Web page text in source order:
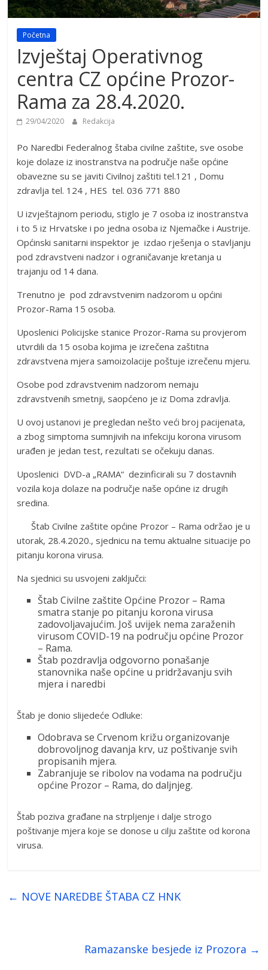
Početna
Izvještaj Operativnog
centra CZ općine Prozor-
Rama za 28.4.2020.
29/04/2020 Redakcija
Po Naredbi Federalnog štaba civilne zaštite, sve osobe
koje dolaze iz inostranstva na područje naše općine
obavezne su se javiti Civilnoj zaštiti tel.121 , Domu
zdravlja tel. 124 , HES tel. 036 771 880
U izvještajnom periodu, stiglo je 7 osoba iz inostranstva
i to 5 iz Hrvatske i po jedna osoba iz Njemačke i Austrije.
Općinski sanitarni inspektor je izdao rješenja o stavljanju
pod zdravstveni nadzor i ograničavanje kretanja u
trajanju od 14 dana.
Trenutno je pod zdravstvenim nadzorom u općini
Prozor-Rama 15 osoba.
Uposlenici Policijske stanice Prozor-Rama su provjerom
utvrdili da 15 osoba kojima je izrečena zaštitna
zdravstvena mjera samoizolacije poštuje izrečenu mjeru.
Osobe pod zdravstvenim nadzorom nemaju
zdravstvenih smetnji, saopćeno je iz Doma zdravlja.
U ovoj ustanovi je pregledan nešto veći broj pacijenata,
a zbog simptoma sumnjivih na infekciju korona virusom
urađen je jedan test, rezultati se očekuju danas.
Uposlenici DVD-a „RAMA“ dezinficirali su 7 dostavnih
vozila koja dolaze na područje naše općine iz drugih
sredina.
Štab Civilne zaštite općine Prozor – Rama održao je u
utorak, 28.4.2020., sjednicu na temu aktualne situacije po
pitanju korona virusa.
Na sjednici su usvojeni zaključci:
Štab Civilne zaštite Općine Prozor – Rama
smatra stanje po pitanju korona virusa
zadovoljavajućim. Još uvijek nema zaraženih
virusom COVID-19 na području općine Prozor
– Rama.
Štab pozdravlja odgovorno ponašanje
stanovnika naše općine u pridržavanju svih
mjera i naredbi
Štab je donio slijedeće Odluke:
Odobrava se Crvenom križu organizovanje
dobrovoljnog davanja krv, uz poštivanje svih
propisanih mjera.
Zabranjuje se ribolov na vodama na području
općine Prozor – Rama, do daljnjeg.
Štab poziva građane na strpljenje i dalje strogo
poštivanje mjera koje se donose u cilju zaštite od korona
virusa.
← NOVE NAREDBE ŠTABA CZ HNK
Ramazanske besjede iz Prozora →